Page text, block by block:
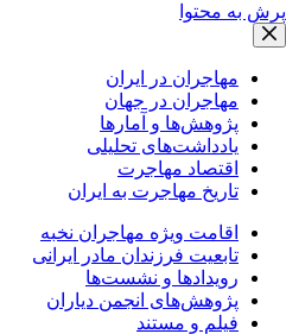
پرش به محتوا
مهاجران در ایران
مهاجران در جهان
پژوهش‌ها و آمارها
یادداشت‌های تحلیلی
اقتصاد مهاجرت
تاریخ مهاجرت به ایران
اقامت ویژه مهاجران نخبه
تابعیت فرزندان مادر ایرانی
رویدادها و نشست‌ها
پژوهش‌های انجمن دیاران
فیلم و مستند